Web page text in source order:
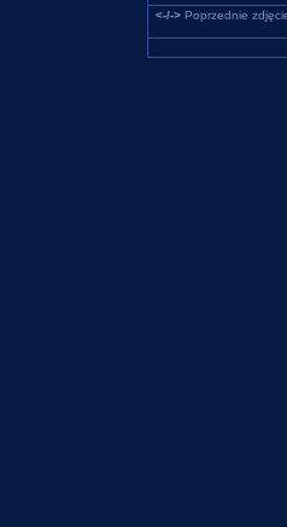
<-/->Poprzednie